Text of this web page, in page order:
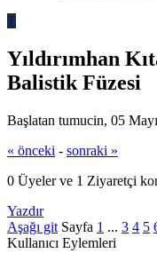
T
Yıldırımhan
Balistik Füzesi
Başlatan tumucin, 05
« önceki - sonraki »
0 Üyeler ve 1 Ziyaretçi
Yazdır
Aşağı git Sayfa 1 ... 3 4 5
Kullanıcı Eylemleri